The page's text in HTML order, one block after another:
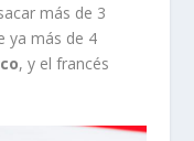
más de 3
ya más de 4
, y el francés